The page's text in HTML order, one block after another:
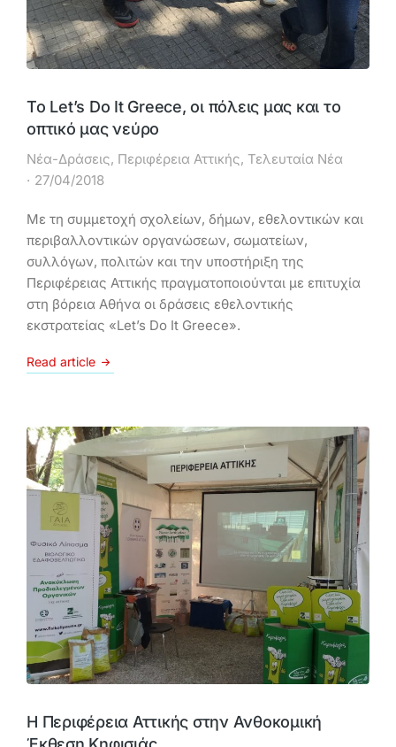
Το Let’s Do It Greece, οι πόλεις μας και το
οπτικό μας νεύρο
Νέα-Δράσεις, Περιφέρεια Αττικής, Τελευταία Νέα
27/04/2018
Με τη συμμετοχή σχολείων, δήμων, εθελοντικών και
περιβαλλοντικών οργανώσεων, σωματείων,
συλλόγων, πολιτών και την υποστήριξη της
Περιφέρειας Αττικής πραγματοποιούνται με επιτυχία
στη βόρεια Αθήνα οι δράσεις εθελοντικής
εκστρατείας «Let’s Do It Greece».
Read article
Η Περιφέρεια Αττικής στην Ανθοκομική